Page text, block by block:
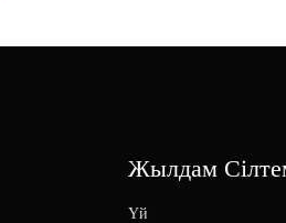
Жылдам
Үй